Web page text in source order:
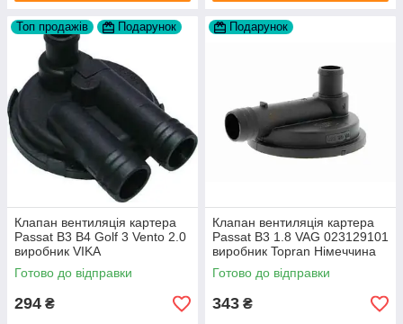
Топ продажів Подарунок
Клапан вентиляція картера
Passat B3 B4 Golf 3 Vento 2.0
виробник VIKA
Готово до відправки
294 ₴
Подарунок
Клапан вентиляція картера
Passat B3 1.8 VAG 023129101
виробник Topran Німеччина
Готово до відправки
343 ₴